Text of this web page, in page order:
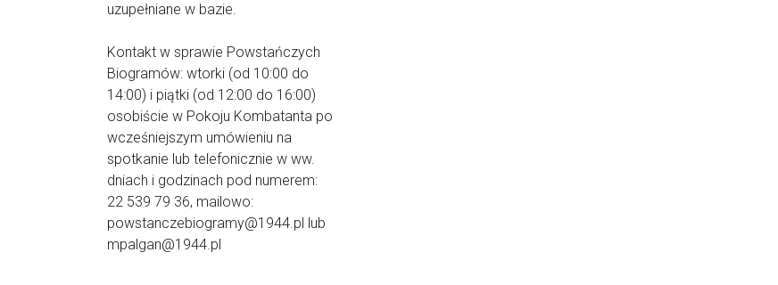
uzupełniane w bazie.
Kontakt w sprawie Powstańczych
Biogramów: wtorki (od 10:00 do
14:00) i piątki (od 12:00 do 16:00)
osobiście w Pokoju Kombatanta po
wcześniejszym umówieniu na
spotkanie lub telefonicznie w ww.
dniach i godzinach pod numerem:
22 539 79 36, mailowo:
powstanczebiogramy@1944.pl lub
mpalgan@1944.pl